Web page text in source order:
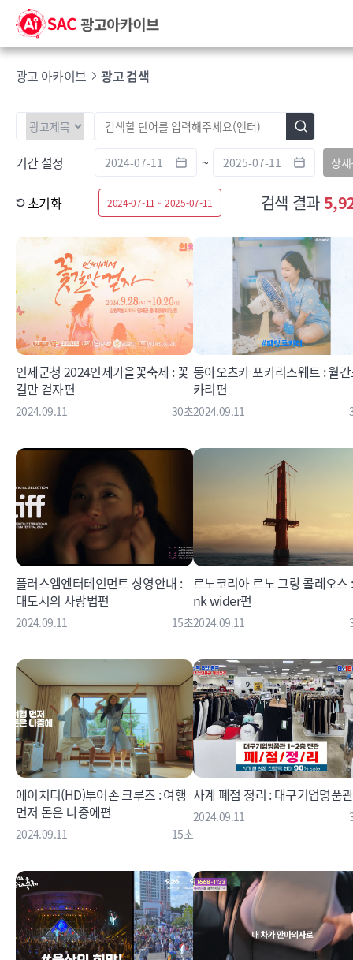
광고 아카이브 광고 검색
기간 설정 ~ 상
초기화 2024-07-11 ~ 2025-07-11 검색 결과
인제군청 2024인제가을꽃축제 : 꽃
길만 걷자편
2024.09.11 30초
동아오츠카 포카리스웨트 : 월
카리편
2024.09.11
플러스엠엔터테인먼트 상영안내 :
대도시의 사랑법편
2024.09.11 15초
르노코리아 르노 그랑 콜레오스
nk wider편
2024.09.11
에이치디(HD)투어존 크루즈 : 여행
먼저 돈은 나중에편
2024.09.11 15초
사계 폐점 정리 : 대구기업명품
2024.09.11